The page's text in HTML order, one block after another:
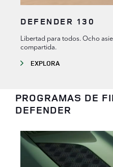
DEFENDER 130
Libertad para todos. Ocho
compartida.
EXPLORA
PROGRAMAS DE
DEFENDER